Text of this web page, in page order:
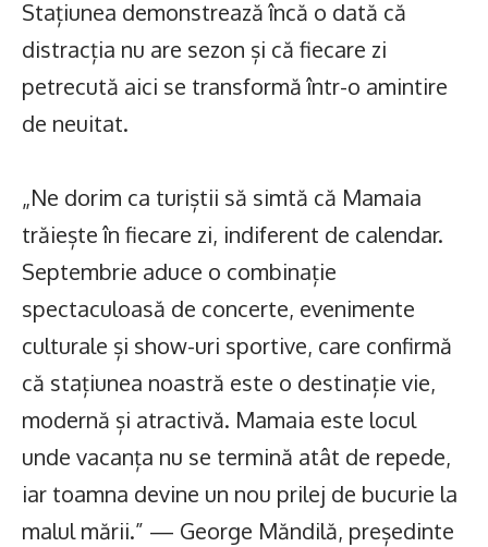
Stațiunea demonstrează încă o dată că
distracția nu are sezon și că fiecare zi
petrecută aici se transformă într-o amintire
de neuitat.
„Ne dorim ca turiștii să simtă că Mamaia
trăiește în fiecare zi, indiferent de calendar.
Septembrie aduce o combinație
spectaculoasă de concerte, evenimente
culturale și show-uri sportive, care confirmă
că stațiunea noastră este o destinație vie,
modernă și atractivă. Mamaia este locul
unde vacanța nu se termină atât de repede,
iar toamna devine un nou prilej de bucurie la
malul mării.” — George Măndilă, președinte